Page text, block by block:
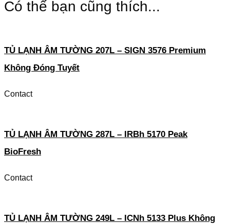
Có thể bạn cũng thích...
TỦ LẠNH ÂM TƯỜNG 207L – SIGN 3576 Premium
Không Đóng Tuyết
Contact
TỦ LẠNH ÂM TƯỜNG 287L – IRBh 5170 Peak
BioFresh
Contact
TỦ LẠNH ÂM TƯỜNG 249L – ICNh 5133 Plus Không